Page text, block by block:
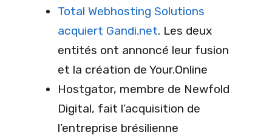
Total Webhosting Solutions
acquiert Gandi.net. Les deux
entités ont annoncé leur fusion
et la création de Your.Online
Hostgator, membre de Newfold
Digital, fait l’acquisition de
l’entreprise brésilienne